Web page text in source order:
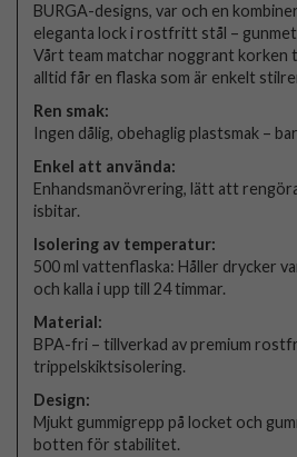
BURGA-designs, var och en
eleganta lock i rostfritt stål –
Vårt team matchar noggrant korken
alltid får en flaska som är enkelt
Ren smak:
Ingen dålig, obehaglig plastsmak –
Enkel att använda:
Enhandsmanövrering, lätt att
isbitar.
Isolering av temperatur:
500 ml vattenflaska: Håller drycker
och kalla i upp till 24 timmar.
Material:
BPA-fri – tillverkad av premium
trippelskiktsisolering.
Design:
Mjukt gummigrepp på locket och
botten för stabilitet.